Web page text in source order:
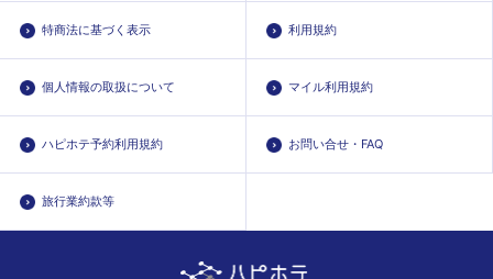
特商法に基づく表示 利用規約
個人情報の取扱について マイル利用規約
ハピホテ予約利用規約 お問い合せ・FAQ
旅行業約款等